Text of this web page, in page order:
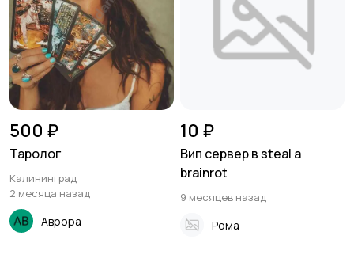
500 ₽
Таролог
Калининград
2 месяца назад
Аврора
10 ₽
Вип сервер в steal a
brainrot
9 месяцев назад
Рома